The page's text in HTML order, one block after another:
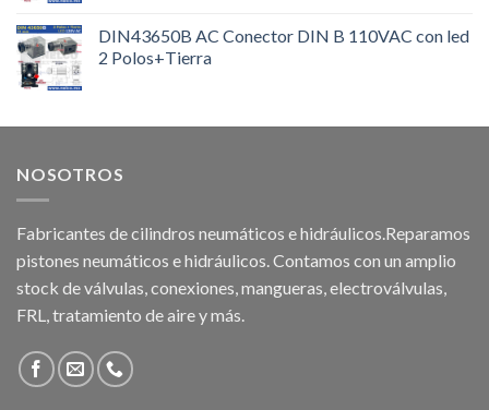
DIN43650B AC Conector DIN B 110VAC con led
2 Polos+Tierra
NOSOTROS
Fabricantes de cilindros neumáticos e hidráulicos.Reparamos
pistones neumáticos e hidráulicos. Contamos con un amplio
stock de válvulas, conexiones, mangueras, electroválvulas,
FRL, tratamiento de aire y más.